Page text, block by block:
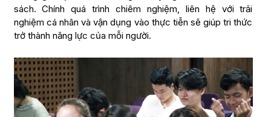
sách. Chính quá trình chiêm nghiệm, liên hệ với trải
nghiệm cá nhân và vận dụng vào thực tiễn sẽ giúp tri thức
trở thành năng lực của mỗi người.